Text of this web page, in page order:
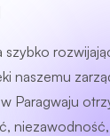
szybko
naszemu
Paragwaju